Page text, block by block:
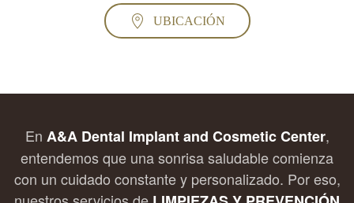
UBICACIÓN
En A&A Dental Implant and Cosmetic Center,
entendemos que una sonrisa saludable comienza
con un cuidado constante y personalizado. Por eso,